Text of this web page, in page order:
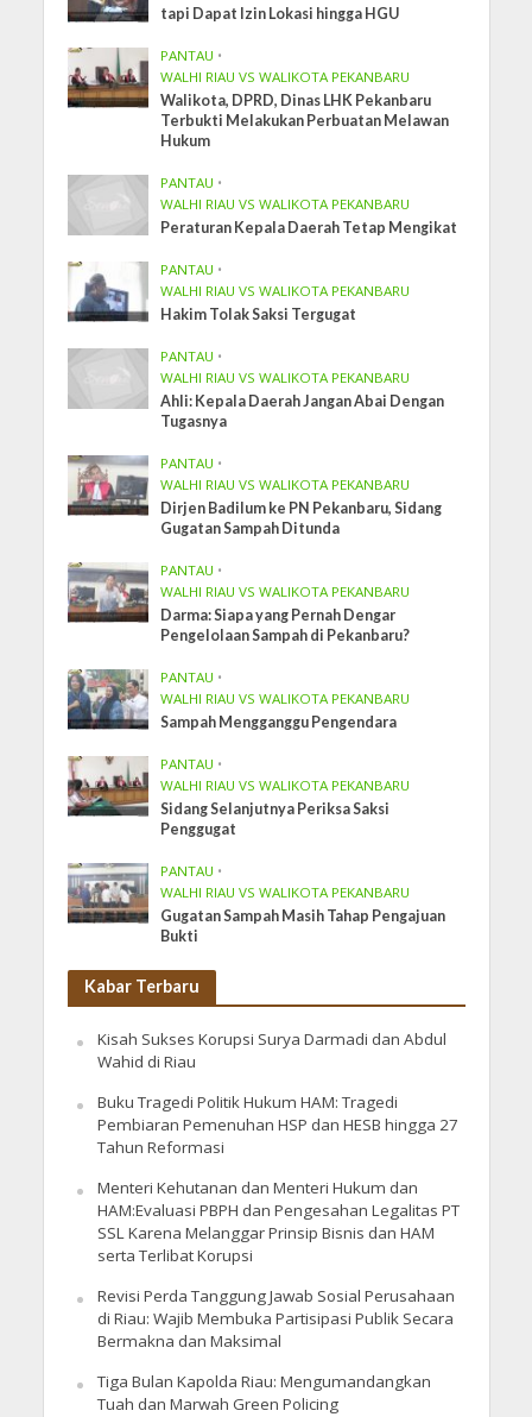
tapi Dapat Izin Lokasi hingga HGU
PANTAU •
WALHI RIAU VS WALIKOTA PEKANBARU
Walikota, DPRD, Dinas LHK Pekanbaru
Terbukti Melakukan Perbuatan Melawan
Hukum
PANTAU •
WALHI RIAU VS WALIKOTA PEKANBARU
Peraturan Kepala Daerah Tetap Mengikat
PANTAU •
WALHI RIAU VS WALIKOTA PEKANBARU
Hakim Tolak Saksi Tergugat
PANTAU •
WALHI RIAU VS WALIKOTA PEKANBARU
Ahli: Kepala Daerah Jangan Abai Dengan
Tugasnya
PANTAU •
WALHI RIAU VS WALIKOTA PEKANBARU
Dirjen Badilum ke PN Pekanbaru, Sidang
Gugatan Sampah Ditunda
PANTAU •
WALHI RIAU VS WALIKOTA PEKANBARU
Darma: Siapa yang Pernah Dengar
Pengelolaan Sampah di Pekanbaru?
PANTAU •
WALHI RIAU VS WALIKOTA PEKANBARU
Sampah Mengganggu Pengendara
PANTAU •
WALHI RIAU VS WALIKOTA PEKANBARU
Sidang Selanjutnya Periksa Saksi
Penggugat
PANTAU •
WALHI RIAU VS WALIKOTA PEKANBARU
Gugatan Sampah Masih Tahap Pengajuan
Bukti
Kabar Terbaru
Kisah Sukses Korupsi Surya Darmadi dan Abdul
Wahid di Riau
Buku Tragedi Politik Hukum HAM: Tragedi
Pembiaran Pemenuhan HSP dan HESB hingga 27
Tahun Reformasi
Menteri Kehutanan dan Menteri Hukum dan
HAM:Evaluasi PBPH dan Pengesahan Legalitas PT
SSL Karena Melanggar Prinsip Bisnis dan HAM
serta Terlibat Korupsi
Revisi Perda Tanggung Jawab Sosial Perusahaan
di Riau: Wajib Membuka Partisipasi Publik Secara
Bermakna dan Maksimal
Tiga Bulan Kapolda Riau: Mengumandangkan
Tuah dan Marwah Green Policing